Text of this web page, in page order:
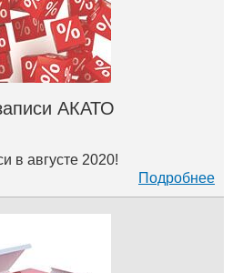
АКАТО
в августе 2020!
Подробнее